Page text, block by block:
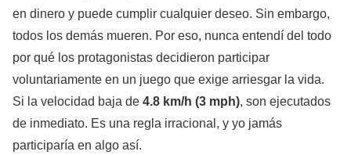
en dinero y puede cumplir cualquier deseo. Sin embargo,
todos los demás mueren. Por eso, nunca entendí del todo
por qué los protagonistas decidieron participar
voluntariamente en un juego que exige arriesgar la vida.
Si la velocidad baja de 4.8 km/h (3 mph), son ejecutados
de inmediato. Es una regla irracional, y yo jamás
participaría en algo así.